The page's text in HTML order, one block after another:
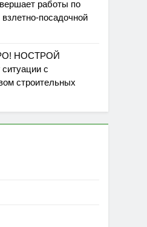
работы по
посадочной
НОСТРОЙ
ситуации с
строительных